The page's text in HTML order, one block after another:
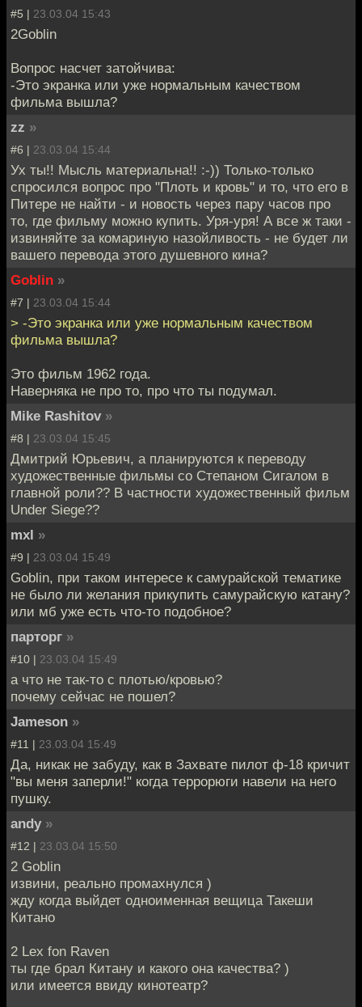
#5 | 23.03.04 15:43
2Goblin
Вопрос насчет затойчива:
-Это экранка или уже нормальным качеством
фильма вышла?
zz »
#6 | 23.03.04 15:44
Ух ты!! Мысль материальна!! :-)) Только-только
спросился вопрос про "Плоть и кровь" и то, что его в
Питере не найти - и новость через пару часов про
то, где фильму можно купить. Уря-уря! А все ж таки -
извиняйте за комариную назойливость - не будет ли
вашего перевода этого душевного кина?
Goblin »
#7 | 23.03.04 15:44
> -Это экранка или уже нормальным качеством
фильма вышла?
Это фильм 1962 года.
Наверняка не про то, про что ты подумал.
Mike Rashitov »
#8 | 23.03.04 15:45
Дмитрий Юрьевич, а планируются к переводу
художественные фильмы со Степаном Сигалом в
главной роли?? В частности художественный фильм
Under Siege??
mxl »
#9 | 23.03.04 15:49
Goblin, при таком интересе к самурайской тематике
не было ли желания прикупить самурайскую катану?
или мб уже есть что-то подобное?
парторг »
#10 | 23.03.04 15:49
а что не так-то с плотью/кровью?
почему сейчас не пошел?
Jameson »
#11 | 23.03.04 15:49
Да, никак не забуду, как в Захвате пилот ф-18 кричит
"вы меня заперли!" когда террорюги навели на него
пушку.
andy »
#12 | 23.03.04 15:50
2 Goblin
извини, реально промахнулся )
жду когда выйдет одноименная вещица Такеши
Китано
2 Lex fon Raven
ты где брал Китану и какого она качества? )
или имеется ввиду кинотеатр?